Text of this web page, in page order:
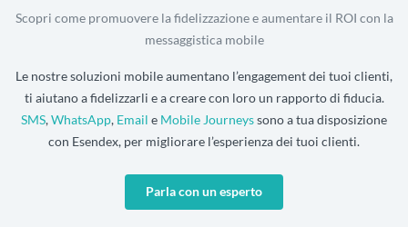
Scopri come promuovere la fidelizzazione e aumentare il ROI con la
messaggistica mobile
Le nostre soluzioni mobile aumentano l’engagement dei tuoi clienti,
ti aiutano a fidelizzarli e a creare con loro un rapporto di fiducia.
SMS,WhatsApp, Email e Mobile Journeyssono a tua disposizione
con Esendex, per migliorare l’esperienza dei tuoi clienti.
Parla con un esperto